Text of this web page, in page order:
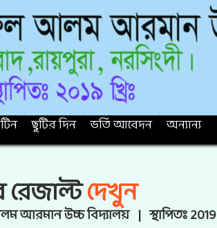
ছুটির দিন ভর্তি আবেদন অন্যান্য
দেখুন
আরমান উচ্চ বিদ্যালয় | স্থাপিতঃ 2019